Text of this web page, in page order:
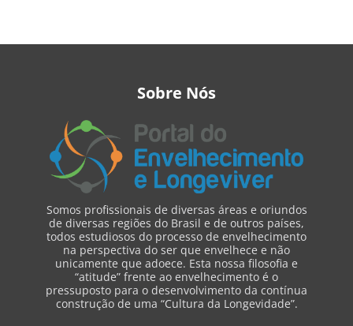
Sobre Nós
Somos profissionais de diversas áreas e oriundos
de diversas regiões do Brasil e de outros países,
todos estudiosos do processo de envelhecimento
na perspectiva do ser que envelhece e não
unicamente que adoece. Esta nossa filosofia e
“atitude” frente ao envelhecimento é o
pressuposto para o desenvolvimento da contínua
construção de uma “Cultura da Longevidade”.